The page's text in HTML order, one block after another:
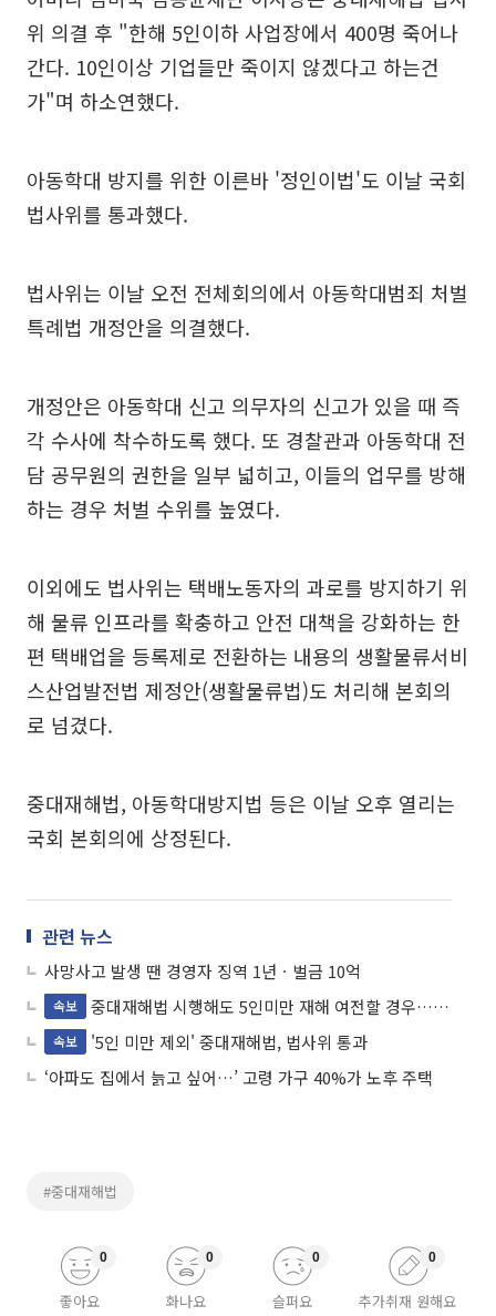
위 의결 후 "한해 5인이하 사업장에서 400명 죽어나
간다. 10인이상 기업들만 죽이지 않겠다고 하는건
가"며 하소연했다.
아동학대 방지를 위한 이른바 '정인이법'도 이날 국회
법사위를 통과했다.
법사위는 이날 오전 전체회의에서 아동학대범죄 처벌
특례법 개정안을 의결했다.
개정안은 아동학대 신고 의무자의 신고가 있을 때 즉
각 수사에 착수하도록 했다. 또 경찰관과 아동학대 전
담 공무원의 권한을 일부 넓히고, 이들의 업무를 방해
하는 경우 처벌 수위를 높였다.
이외에도 법사위는 택배노동자의 과로를 방지하기 위
해 물류 인프라를 확충하고 안전 대책을 강화하는 한
편 택배업을 등록제로 전환하는 내용의 생활물류서비
스산업발전법 제정안(생활물류법)도 처리해 본회의
로 넘겼다.
중대재해법, 아동학대방지법 등은 이날 오후 열리는
국회 본회의에 상정된다.
관련 뉴스
사망사고 발생 땐 경영자 징역 1년ㆍ벌금 10억
속보 중대재해법 시행해도 5인미만 재해 여전할 경우…추미애 "법개정"
속보
'5인 미만 제외' 중대재해법, 법사위 통과
‘아파도 집에서 늙고 싶어…’ 고령 가구 40%가 노후 주택
#중대재해법
좋아요
0
화나요
0
슬퍼요
0
추가취재 원해요
0